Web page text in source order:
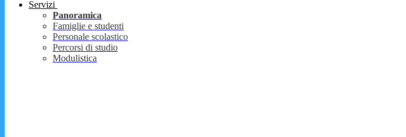
Servizi
Panoramica
Famiglie e studenti
Personale scolastico
Percorsi di studio
Modulistica